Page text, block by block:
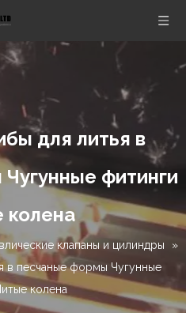
для литья в
фитинги
колена
клапаны и цилиндры
»
в песчаные формы Чугунные
колена